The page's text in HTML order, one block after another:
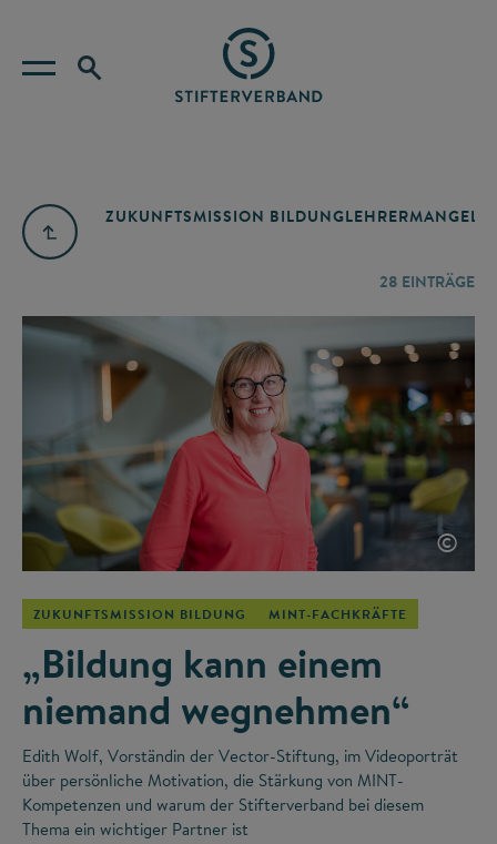
ZUKUNFTSMISSION BILDUNGLEHRERMANGEL
28 EINTRÄGE
©
ZUKUNFTSMISSION BILDUNG MINT-FACHKRÄFTE
„Bildung kann einem
niemand wegnehmen“
Edith Wolf, Vorständin der Vector-Stiftung, im Videoporträt
über persönliche Motivation, die Stärkung von MINT-
Kompetenzen und warum der Stifterverband bei diesem
Thema ein wichtiger Partner ist